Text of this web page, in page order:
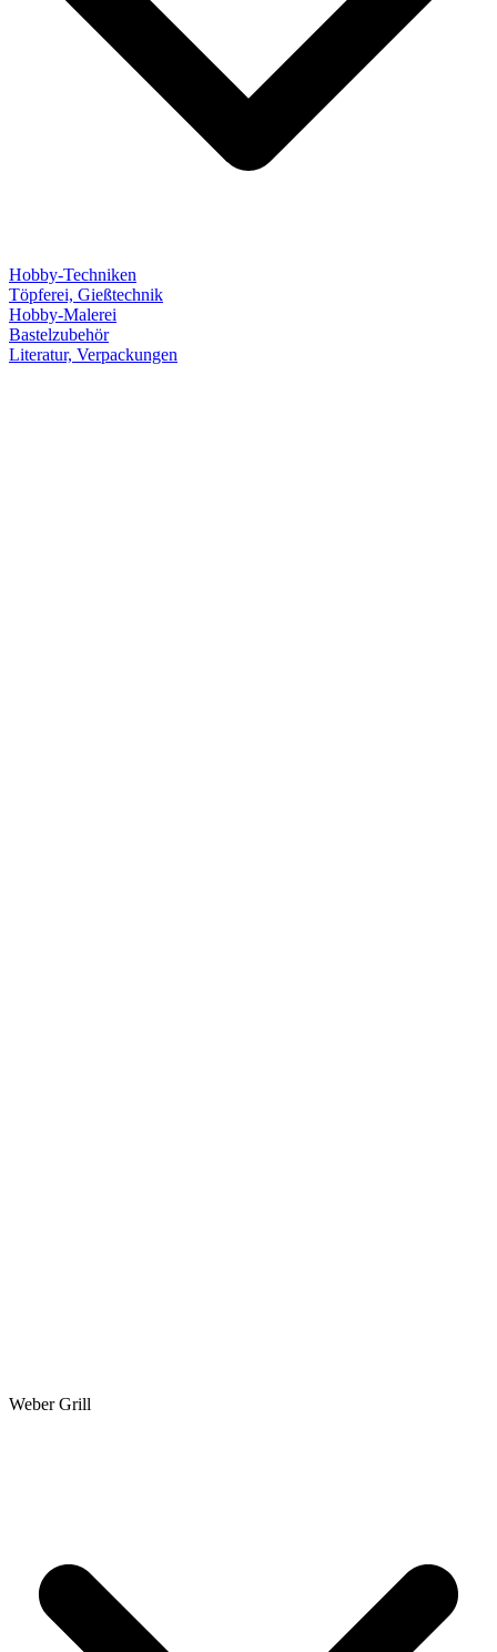
Hobby-Techniken
Töpferei, Gießtechnik
Hobby-Malerei
Bastelzubehör
Literatur, Verpackungen
Weber Grill